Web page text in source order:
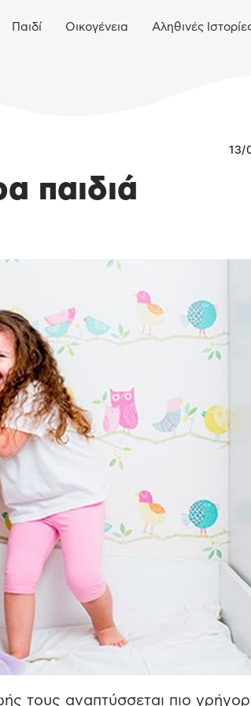
Παιδί Οικογένεια Αληθινές
13/
παιδιά
τους αναπτύσσεται πιο